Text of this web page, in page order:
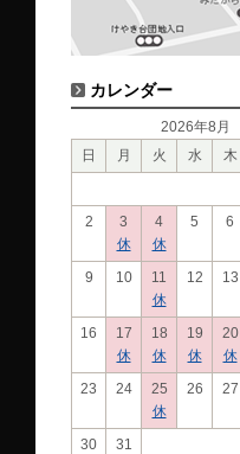
カレンダー
2026年8月
日
月 火 水 木
2
3
休
4
休
5 6
9 10
11
休
12 13
16
17
休
18
休
19
休
20
休
23 24
25
休
26 27
30 31